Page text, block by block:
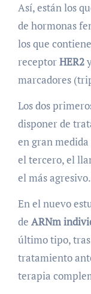
Así, están los
de hormonas
los que
receptorHER2
marcadores
Los dos
disponer de
en gran medida
el tercero, el
el más agresivo.
En el nuevo
de ARNm
último tipo,
tratamiento
terapia